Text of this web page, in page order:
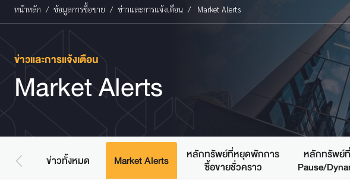
หน้าหลัก ข้อมูลการซื้อขาย ข่าวและการแจ้งเตือน Market Alerts
ข่าวและการแจ้งเตือน
Market Alerts
ข่าวทั้งหมด Market Alerts
หลักทรัพย์ที่หยุดพักการ
ซื้อขายชั่วคราว
หลักทรัพย์
Pause/